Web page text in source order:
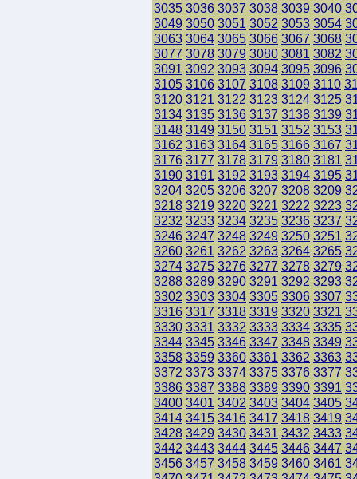
3035 3036 3037 3038 3039 3040
3049 3050 3051 3052 3053 3054
3063 3064 3065 3066 3067 3068
3077 3078 3079 3080 3081 3082
3091 3092 3093 3094 3095 3096
3105 3106 3107 3108 3109 3110
3120 3121 3122 3123 3124 3125
3134 3135 3136 3137 3138 3139
3148 3149 3150 3151 3152 3153
3162 3163 3164 3165 3166 3167
3176 3177 3178 3179 3180 3181
3190 3191 3192 3193 3194 3195
3204 3205 3206 3207 3208 3209
3218 3219 3220 3221 3222 3223
3232 3233 3234 3235 3236 3237
3246 3247 3248 3249 3250 3251
3260 3261 3262 3263 3264 3265
3274 3275 3276 3277 3278 3279
3288 3289 3290 3291 3292 3293
3302 3303 3304 3305 3306 3307
3316 3317 3318 3319 3320 3321
3330 3331 3332 3333 3334 3335
3344 3345 3346 3347 3348 3349
3358 3359 3360 3361 3362 3363
3372 3373 3374 3375 3376 3377
3386 3387 3388 3389 3390 3391
3400 3401 3402 3403 3404 3405
3414 3415 3416 3417 3418 3419
3428 3429 3430 3431 3432 3433
3442 3443 3444 3445 3446 3447
3456 3457 3458 3459 3460 3461